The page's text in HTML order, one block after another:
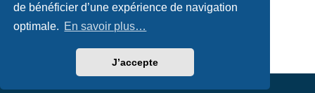
de bénéficier d’une expérience de navigation
optimale. En savoir plus…
J’accepte
Traduction française officielle©
Confidentialité